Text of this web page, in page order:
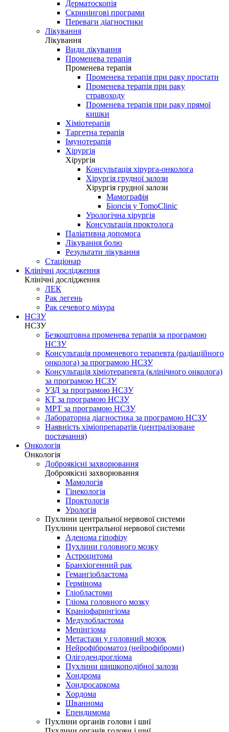
Дерматоскопія
Скринінгові програми
Переваги діагностики
Лікування
Лікування
Види лікування
Променева терапія
Променева терапія
Променева терапія при раку простати
Променева терапія при раку
стравоходу
Променева терапія при раку прямої
кишки
Хіміотерапія
Таргетна терапія
Імунотерапія
Хірургія
Хірургія
Консультація хірурга-онколога
Хірургія грудної залози
Хірургія грудної залози
Мамографія
Біопсія у TomoClinic
Урологічна хірургія
Консультація проктолога
Паліативна допомога
Лікування болю
Результати лікування
Стаціонар
Клінічні дослідження
Клінічні дослідження
ЛЕК
Рак легень
Рак сечевого міхура
НСЗУ
НСЗУ
Безкоштовна променева терапія за програмою
НСЗУ
Консультація променевого терапевта (радіаційного
онколога) за програмою НСЗУ
Консультація хіміотерапевта (клінічного онколога)
за програмою НСЗУ
УЗД за програмою НСЗУ
КТ за програмою НСЗУ
МРТ за програмою НСЗУ
Лабораторна діагностика за програмою НСЗУ
Наявність хіміопрепаратів (централізоване
постачання)
Онкологія
Онкологія
Доброякісні захворювання
Доброякісні захворювання
Мамологія
Гінекологія
Проктологія
Урологія
Пухлини центральної нервової системи
Пухлини центральної нервової системи
Аденома гіпофізу
Пухлини головного мозку
Астроцитома
Бранхіогенний рак
Гемангіобластома
Гермінома
Гліобластоми
Гліома головного мозку
Краніофарингіома
Медулобластома
Менінгіома
Метастази у головний мозок
Нейрофіброматоз (нейрофіброми)
Олігодендрогліома
Пухлини шишкоподібної залози
Хондрома
Хондросаркома
Хордома
Шваннома
Епендимома
Пухлини органів голови і шиї